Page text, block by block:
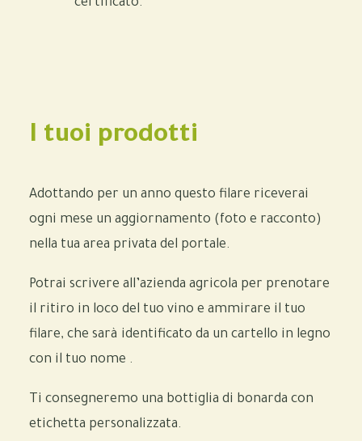
certificato.
I tuoi prodotti
Adottando per un anno questo filare riceverai
ogni mese un aggiornamento (foto e racconto)
nella tua area privata del portale.
Potrai scrivere all’azienda agricola per prenotare
il ritiro in loco del tuo vino e ammirare il tuo
filare, che sarà identificato da un cartello in legno
con il tuo nome .
Ti consegneremo una bottiglia di bonarda con
etichetta personalizzata.